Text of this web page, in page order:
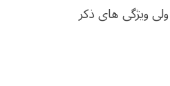
ویژگی های ذکر